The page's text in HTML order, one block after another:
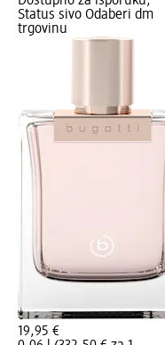
Status sivo Odaberi dm
trgovinu
19,95 €